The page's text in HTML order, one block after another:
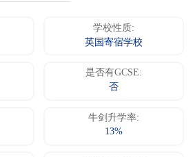
学校性质:
英国寄宿学校
是否有GCSE:
否
牛剑升学率:
13%